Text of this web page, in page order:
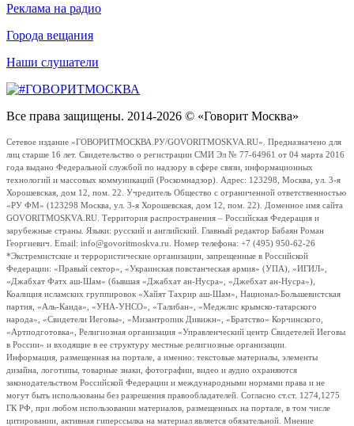
Реклама на радио
Города вещания
Наши слушатели
Все права защищены. 2014-2026 © «Говорит Москва»
Сетевое издание «ГОВОРИТМОСКВА.РУ/GOVORITMOSKVA.RU». Предназначено для
лиц старше 16 лет. Свидетельство о регистрации СМИ Эл № 77-64961 от 04 марта 2016
года выдано Федеральной службой по надзору в сфере связи, информационных
технологий и массовых коммуникаций (Роскомнадзор). Адрес: 123298, Москва, ул. 3-я
Хорошевская, дом 12, пом. 22. Учредитель Общество с ограниченной ответственностью
«РУ ФМ» (123298 Москва, ул. 3-я Хорошевская, дом 12, пом. 22). Доменное имя сайта
GOVORITMOSKVA.RU. Территория распространения – Российская Федерация и
зарубежные страны. Языки: русский и английский. Главный редактор Бабаян Роман
Георгиевич. Email: info@govoritmoskva.ru. Номер телефона: +7 (495) 950-62-26
*Экстремистские и террористические организации, запрещенные в Российской
Федерации: «Правый сектор», «Украинская повстанческая армия» (УПА), «ИГИЛ»,
«Джабхат Фатх аш-Шам» (бывшая «Джабхат ан-Нусра», «Джебхат ан-Нусра»),
Коалиция исламских группировок «Хайят Тахрир аш-Шам», Национал-Большевистская
партия, «Аль-Каида», «УНА-УНСО», «Талибан», «Меджлис крымско-татарского
народа», «Свидетели Иеговы», «Мизантропик Дивижн», «Братство» Корчинского,
«Артподготовка», Религиозная организация «Управленческий центр Свидетелей Иеговы
в России» и входящие в ее структуру местные религиозные организации.
Информация, размещенная на портале, а именно: текстовые материалы, элементы
дизайна, логотипы, товарные знаки, фотографии, видео и аудио охраняются
законодательством Российской Федерации и международными нормами права и не
могут быть использованы без разрешения правообладателей. Согласно ст.ст. 1274,1275
ГК РФ, при любом использовании материалов, размещенных на портале, в том числе
цитировании, активная гиперссылка на материал является обязательной. Мнение